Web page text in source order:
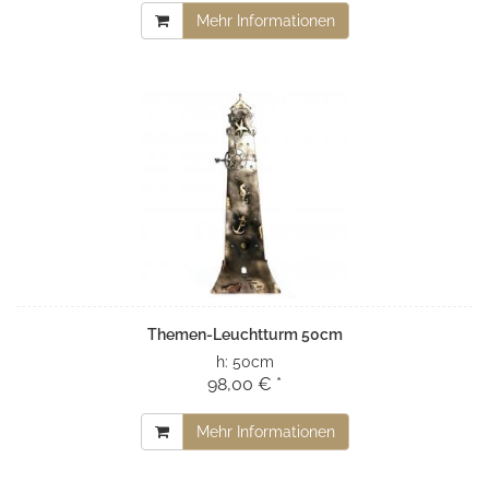
Mehr Informationen
Themen-Leuchtturm 50cm
h: 50cm
98,00 € *
Mehr Informationen